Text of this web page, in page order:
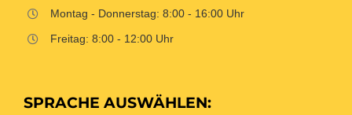
Montag - Donnerstag: 8:00 - 16:00 Uhr
Freitag: 8:00 - 12:00 Uhr
SPRACHE AUSWÄHLEN: